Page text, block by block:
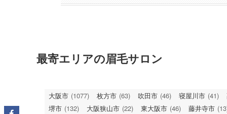
最寄エリアの眉毛サロン
大阪市 (1077) 枚方市 (63) 吹田市 (46) 寝屋川市 (41)
堺市 (132) 大阪狭山市 (22) 東大阪市 (46) 藤井寺市